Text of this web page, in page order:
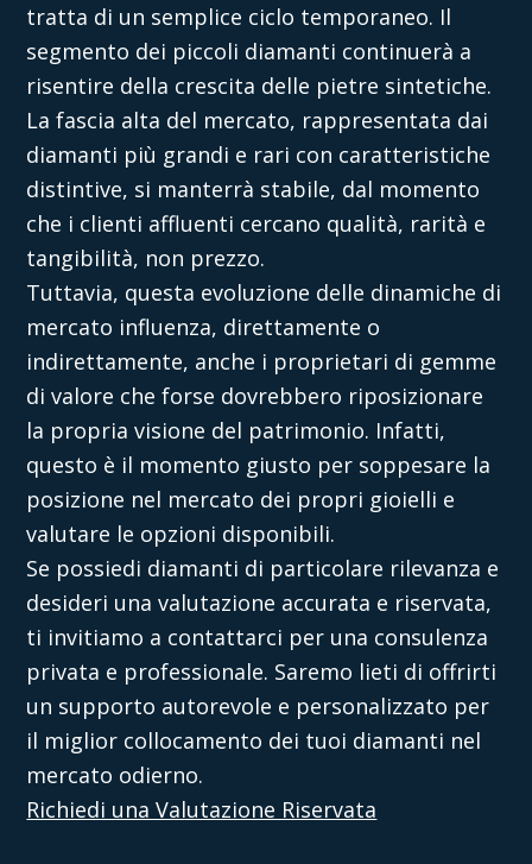
tratta di un semplice ciclo temporaneo. Il
segmento dei piccoli diamanti continuerà a
risentire della crescita delle pietre sintetiche.
La fascia alta del mercato, rappresentata dai
diamanti più grandi e rari con caratteristiche
distintive, si manterrà stabile, dal momento
che i clienti affluenti cercano qualità, rarità e
tangibilità, non prezzo.
Tuttavia, questa evoluzione delle dinamiche di
mercato influenza, direttamente o
indirettamente, anche i proprietari di gemme
di valore che forse dovrebbero riposizionare
la propria visione del patrimonio. Infatti,
questo è il momento giusto per soppesare la
posizione nel mercato dei propri gioielli e
valutare le opzioni disponibili.
Se possiedi diamanti di particolare rilevanza e
desideri una valutazione accurata e riservata,
ti invitiamo a contattarci per una consulenza
privata e professionale. Saremo lieti di offrirti
un supporto autorevole e personalizzato per
il miglior collocamento dei tuoi diamanti nel
mercato odierno.
Richiedi una Valutazione Riservata